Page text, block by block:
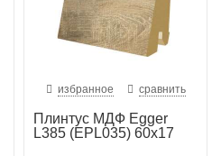
избранное сравнить
Плинтус МДФ Egger
L385 (EPL035) 60х17